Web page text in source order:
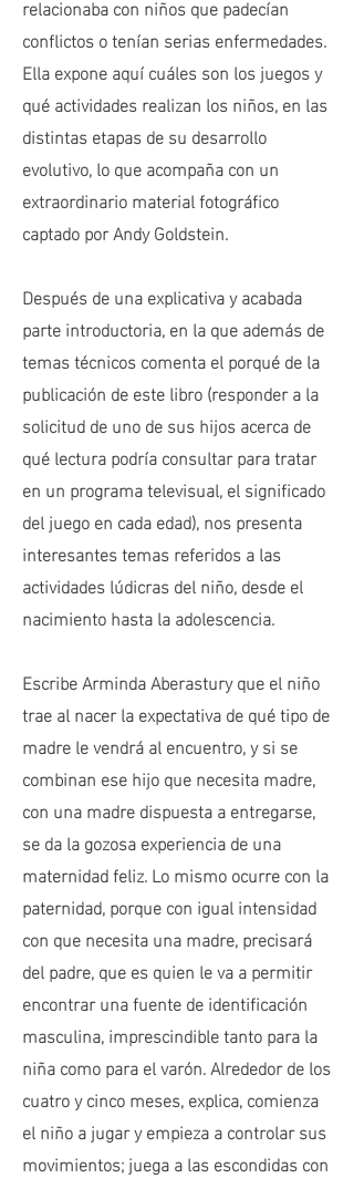
relacionaba con niños que padecían
conflictos o tenían serias enfermedades.
Ella expone aquí cuáles son los juegos y
qué actividades realizan los niños, en las
distintas etapas de su desarrollo
evolutivo, lo que acompaña con un
extraordinario material fotográfico
captado por Andy Goldstein.
Después de una explicativa y acabada
parte introductoria, en la que además de
temas técnicos comenta el porqué de la
publicación de este libro (responder a la
solicitud de uno de sus hijos acerca de
qué lectura podría consultar para tratar
en un programa televisual, el significado
del juego en cada edad), nos presenta
interesantes temas referidos a las
actividades lúdicras del niño, desde el
nacimiento hasta la adolescencia.
Escribe Arminda Aberastury que el niño
trae al nacer la expectativa de qué tipo de
madre le vendrá al encuentro, y si se
combinan ese hijo que necesita madre,
con una madre dispuesta a entregarse,
se da la gozosa experiencia de una
maternidad feliz. Lo mismo ocurre con la
paternidad, porque con igual intensidad
con que necesita una madre, precisará
del padre, que es quien le va a permitir
encontrar una fuente de identificación
masculina, imprescindible tanto para la
niña como para el varón. Alrededor de los
cuatro y cinco meses, explica, comienza
el niño a jugar y empieza a controlar sus
movimientos; juega a las escondidas con